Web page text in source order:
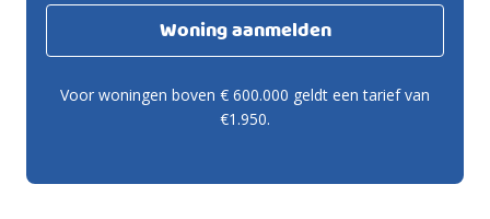
Woning aanmelden
Voor woningen boven € 600.000 geldt een tarief van
€1.950.